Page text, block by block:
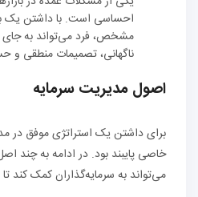
احساسی است. با داشتن یک
مشخص، فرد می‌تواند به
ناگهانی، تصمیمات منطقی و
اصول مدیریت سرمایه
برای داشتن یک استراتژی موفق در
خاصی پایبند بود. در ادامه به چند
می‌تواند به سرمایه‌گذاران کمک کند